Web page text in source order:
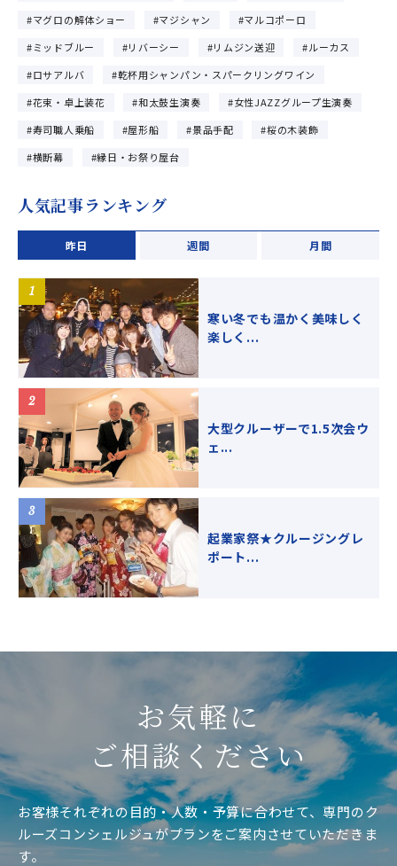
マグロの解体ショー
マジシャン
マルコポーロ
ミッドブルー
リバーシー リムジン送迎
ルーカス
ロサアルバ
乾杯用シャンパン・スパークリングワイン
花束・卓上装花
和太鼓生演奏
女性JAZZグループ生演奏
寿司職人乗船
屋形船 景品手配
桜の木装飾
横断幕
縁日・お祭り屋台
人気記事ランキング
昨日 週間 月間
寒い冬でも温かく美味しく
楽しく...
大型クルーザーで1.5次会ウ
ェ...
起業家祭★クルージングレ
ポート...
お気軽に
ご相談ください
お客様それぞれの目的・人数・予算に合わせて、専門のク
ルーズコンシェルジュがプランをご案内させていただきま
す。